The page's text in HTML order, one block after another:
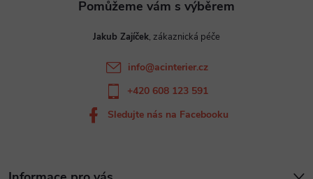
Jakub Zajíček
info@acinterier.cz
+420 608 123 591
Sledujte nás na Facebooku